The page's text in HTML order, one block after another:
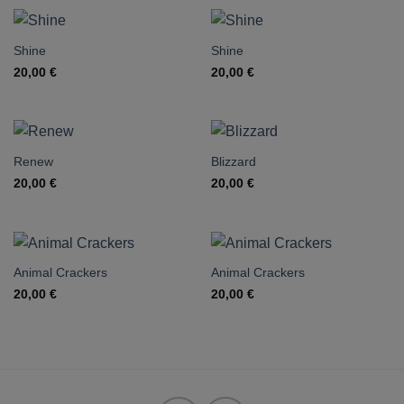
Shine
20,00 €
Shine
20,00 €
Renew
20,00 €
Blizzard
20,00 €
Animal Crackers
20,00 €
Animal Crackers
20,00 €